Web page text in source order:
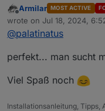
alles wie
Zuletzt:
einigen
und
läuft's.
Offline
Armilar MOST ACTIVE
wrote on Jul 18, 2024,
last edited by ArmilarJul
@palatinatus
perfekt... man sucht
Viel Spaß noch
Installationsanleitung, Tipps,